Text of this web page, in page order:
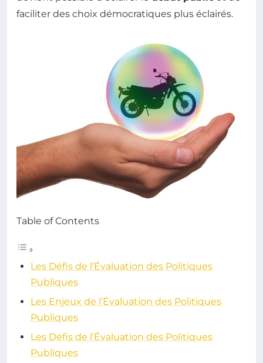
faciliter des choix démocratiques plus éclairés.
Table of Contents
Les Défis de l’Évaluation des Politiques
Publiques
Les Enjeux de l’Évaluation des Politiques
Publiques
Les Défis de l’Évaluation des Politiques
Publiques